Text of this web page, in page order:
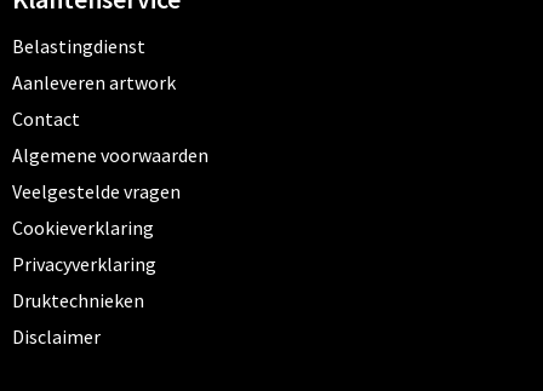
Belastingdienst
Aanleveren artwork
Contact
Algemene voorwaarden
Veelgestelde vragen
Cookieverklaring
Privacyverklaring
Druktechnieken
Disclaimer